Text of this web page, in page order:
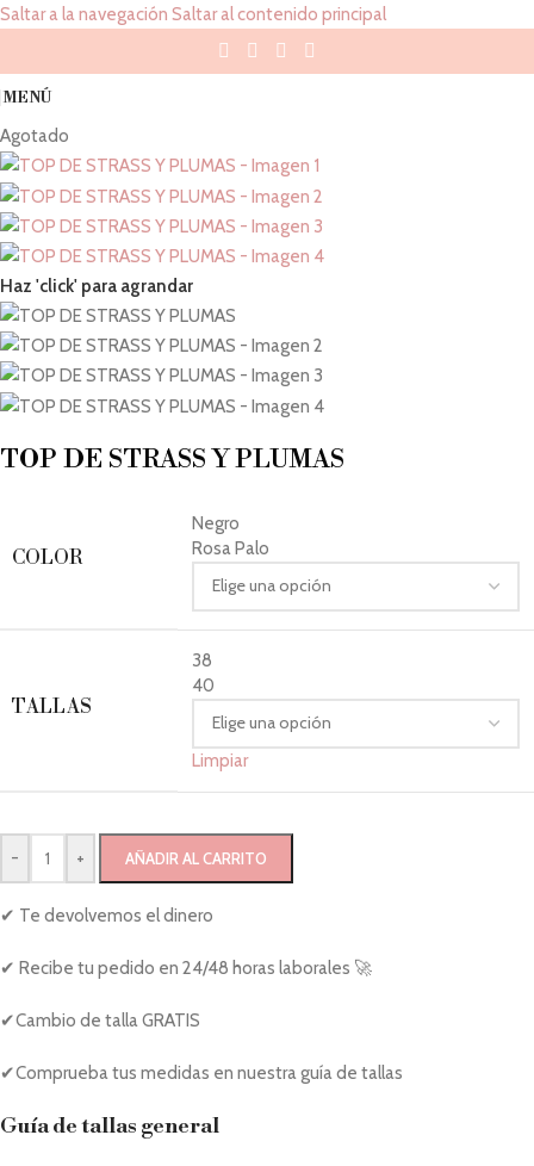
Saltar a la navegación Saltar al contenido principal
MENÚ
Agotado
Haz 'click' para agrandar
TOP DE STRASS Y PLUMAS
COLOR
Negro
Rosa Palo
TALLAS
38
40
Limpiar
- + AÑADIR AL CARRITO
✔ Te devolvemos el dinero
✔ Recibe tu pedido en 24/48 horas laborales 🚀
✔Cambio de talla GRATIS
✔Comprueba tus medidas en nuestra guía de tallas
Guía de tallas general